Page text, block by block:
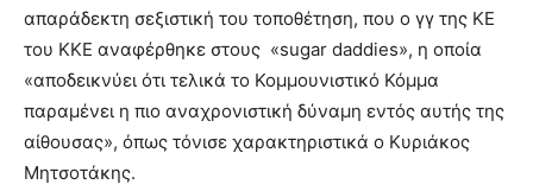
απαράδεκτη σεξιστική του τοποθέτηση, που ο γγ της ΚΕ
του ΚΚΕ αναφέρθηκε στους «sugar daddies», η οποία
«αποδεικνύει ότι τελικά το Κομμουνιστικό Κόμμα
παραμένει η πιο αναχρονιστική δύναμη εντός αυτής της
αίθουσας», όπως τόνισε χαρακτηριστικά ο Κυριάκος
Μητσοτάκης.